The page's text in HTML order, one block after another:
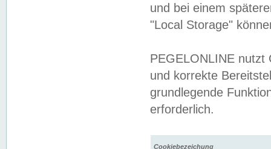
und bei einem
"Local Storage"
PEGELONLINE nutzt
und korrekte
grundlegende
erforderlich.
Cookiebezeichung